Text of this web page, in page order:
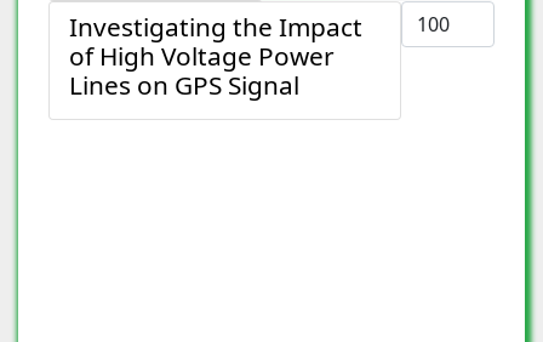
Anzeige #
Investigating the Impact
of High Voltage Power
Lines on GPS Signal